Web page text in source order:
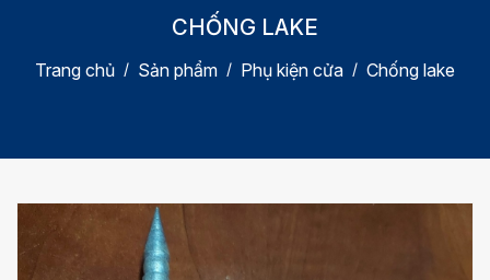
CHỐNG LAKE
Trang chủ Sản phẩm Phụ kiện cửa Chống lake